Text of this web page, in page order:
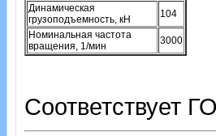
Динамическая
грузоподъемность, кН
104
Номинальная частота
вращения, 1/мин
3000
Соответствует